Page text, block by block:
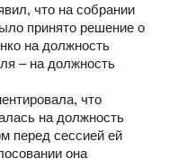
что на собрании
принято решение о
на должность
– на должность
что
на должность
перед сессией ей
она